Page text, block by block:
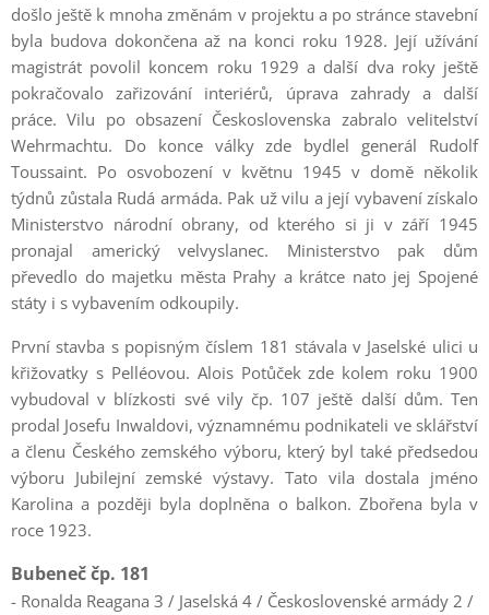
došlo ještě k mnoha změnám v projektu a po stránce stavební
byla budova dokončena až na konci roku 1928. Její užívání
magistrát povolil koncem roku 1929 a další dva roky ještě
pokračovalo zařizování interiérů, úprava zahrady a další
práce. Vilu po obsazení Československa zabralo velitelství
Wehrmachtu. Do konce války zde bydlel generál Rudolf
Toussaint. Po osvobození v květnu 1945 v domě několik
týdnů zůstala Rudá armáda. Pak už vilu a její vybavení získalo
Ministerstvo národní obrany, od kterého si ji v září 1945
pronajal americký velvyslanec. Ministerstvo pak dům
převedlo do majetku města Prahy a krátce nato jej Spojené
státy i s vybavením odkoupily.
První stavba s popisným číslem 181 stávala v Jaselské ulici u
křižovatky s Pelléovou. Alois Potůček zde kolem roku 1900
vybudoval v blízkosti své vily čp. 107 ještě další dům. Ten
prodal Josefu Inwaldovi, významnému podnikateli ve sklářství
a členu Českého zemského výboru, který byl také předsedou
výboru Jubilejní zemské výstavy. Tato vila dostala jméno
Karolina a později byla doplněna o balkon. Zbořena byla v
roce 1923.
Bubeneč čp. 181
- Ronalda Reagana 3 / Jaselská 4 / Československé armády 2 /